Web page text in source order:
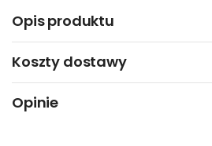
Opis produktu
Koszty dostawy
Opinie